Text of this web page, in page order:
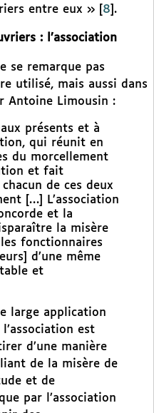
entre eux »
8 .
: l’association
se remarque pas
utilisé, mais aussi dans
Antoine Limousin :
présents et à
qui réunit en
du morcellement
et fait
de ces deux
[…] L’association
et la
la misère
fonctionnaires
d’une même
et
large application
est
d’une manière
de la misère de
et de
par l’association